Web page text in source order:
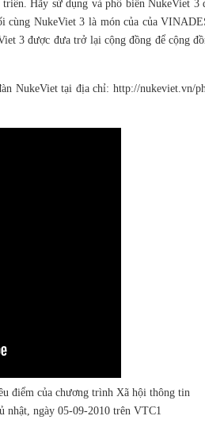
Hãy sử dụng và phổ biến NukeViet 3
cùng NukeViet 3 là món của của
3 được đưa trở lại cộng đồng để cộng
NukeViet tại địa chỉ: http://nukeviet.vn/
điểm của chương trình Xã hội thông tin
nhật, ngày 05-09-2010 trên VTC1